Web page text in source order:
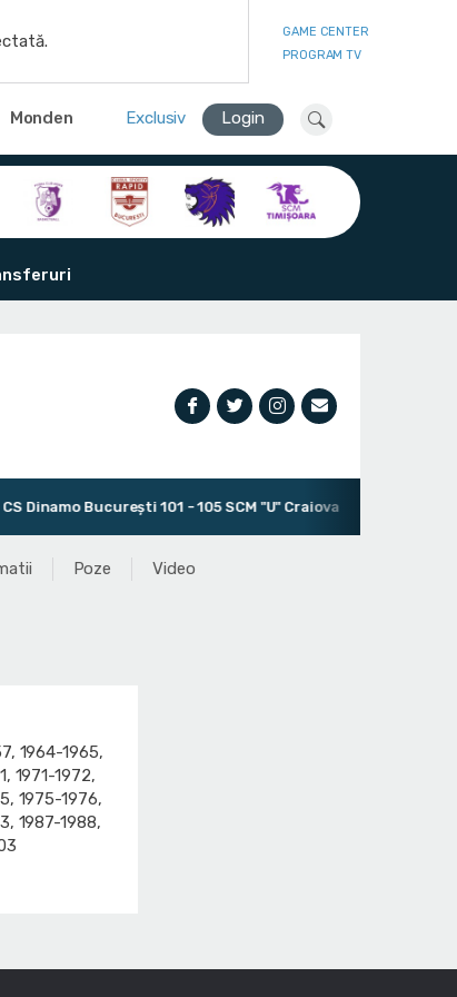
GAME CENTER
PROGRAM TV
Monden Exclusiv Login
Bucureşti 101 - 105 SCM "U" Craiova
Poze Video
1964-1965,
1971-1972,
1975-1976,
1987-1988,